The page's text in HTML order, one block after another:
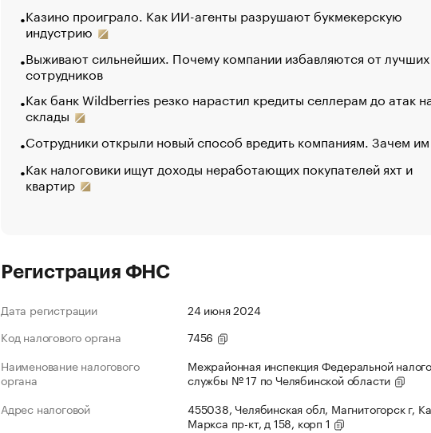
Казино проиграло. Как ИИ-агенты разрушают букмекерскую
индустрию
Выживают сильнейших. Почему компании избавляются от лучших
сотрудников
Как банк Wildberries резко нарастил кредиты селлерам до атак
склады
Сотрудники открыли новый способ вредить компаниям. Зачем
Как налоговики ищут доходы неработающих покупателей яхт и
квартир
Регистрация ФНС
Дата регистрации
24 июня 2024
Код налогового органа
7456
Наименование налогового
органа
Межрайонная инспекция Федеральной
службы № 17 по Челябинской области
Адрес налоговой
455038, Челябинская обл, Магнитогорск г,
Маркса пр-кт, д 158, корп 1